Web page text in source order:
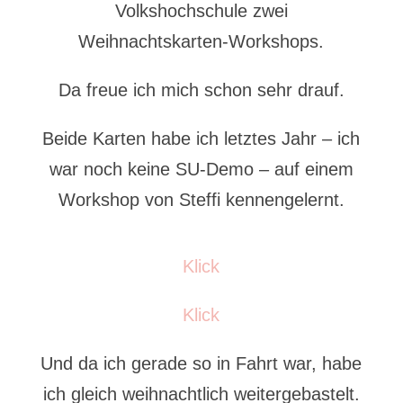
Volkshochschule zwei
Weihnachtskarten-Workshops.
Da freue ich mich schon sehr drauf.
Beide Karten habe ich letztes Jahr – ich
war noch keine SU-Demo – auf einem
Workshop von Steffi kennengelernt.
Klick
Klick
Und da ich gerade so in Fahrt war, habe
ich gleich weihnachtlich weitergebastelt.